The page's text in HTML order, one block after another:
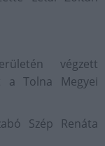
végzett
a Tolna Megyei
Szép Renáta